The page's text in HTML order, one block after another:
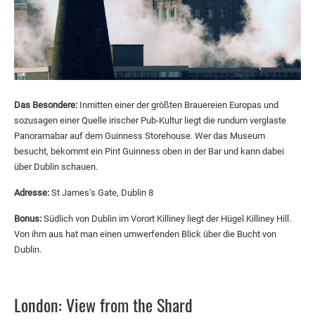
Das Besondere: Inmitten einer der größten Brauereien Europas und
sozusagen einer Quelle irischer Pub-Kultur liegt die rundum verglaste
Panoramabar auf dem Guinness Storehouse. Wer das Museum
besucht, bekommt ein Pint Guinness oben in der Bar und kann dabei
über Dublin schauen.
Adresse: St James’s Gate, Dublin 8
Bonus: Südlich von Dublin im Vorort Killiney liegt der Hügel Killiney Hill.
Von ihm aus hat man einen umwerfenden Blick über die Bucht von
Dublin.
London: View from the Shard